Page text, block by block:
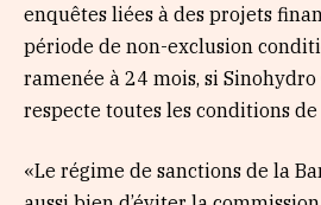
enquêtes liées à des projets
période de non-exclusion
ramenée à 24 mois, si
respecte toutes les conditions de
«Le régime de sanctions de la